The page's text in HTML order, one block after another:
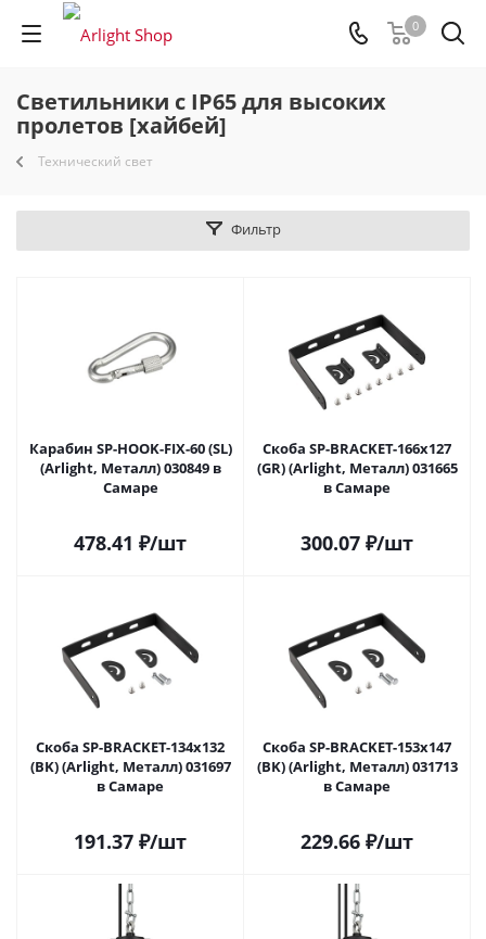
0
Светильники с IP65 для высоких
пролетов [хайбей]
Технический свет
Фильтр
Карабин SP-HOOK-FIX-60 (SL)
(Arlight, Металл) 030849 в
Самаре
478.41 ₽/шт
Скоба SP-BRACKET-166x127
(GR) (Arlight, Металл) 031665
в Самаре
300.07 ₽/шт
Скоба SP-BRACKET-134x132
(BK) (Arlight, Металл) 031697
в Самаре
191.37 ₽/шт
Скоба SP-BRACKET-153x147
(BK) (Arlight, Металл) 031713
в Самаре
229.66 ₽/шт